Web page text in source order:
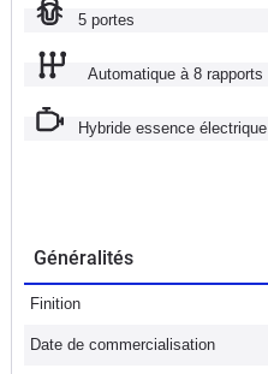
5 portes
Automatique à 8 rapports
Hybride essence électrique
Généralités
Finition
Date de commercialisation